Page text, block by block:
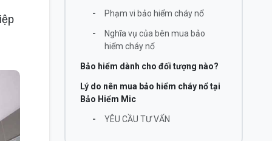
- Phạm vi bảo hiểm cháy nổ
-
Nghĩa vụ của bên mua bảo
hiểm cháy nổ
Bảo hiểm dành cho đối tượng nào?
Lý do nên mua bảo hiểm cháy nổ tại
Bảo Hiểm Mic
- YÊU CẦU TƯ VẤN